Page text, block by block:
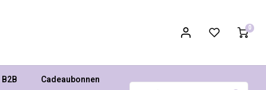
0
B2B Cadeaubonnen